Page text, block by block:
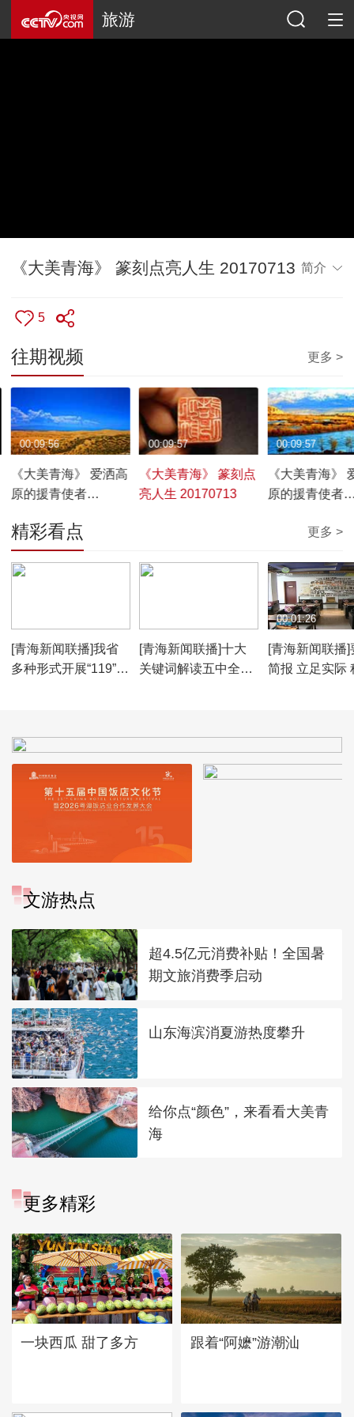
旅游
《大美青海》 篆刻点亮人生 20170713 简介
5
往期视频 更多 >
《大美青海》 爱洒高
原的援青使者
00:09:56
《大美青海》 篆刻点
亮人生 20170713
00:09:57
《大美青海》
原的援青使者
00:09:57
精彩看点 更多 >
[青海新闻联播]我省
多种形式开展“119”消
[青海新闻联播]十大
关键词解读五中全会
[青海新闻联播]
简报 立足实际
00:01:26
文游热点
超4.5亿元消费补贴！全国暑
期文旅消费季启动
山东海滨消夏游热度攀升
给你点“颜色”，来看看大美青
海
更多精彩
一块西瓜 甜了多方 跟着“阿嬷”游潮汕